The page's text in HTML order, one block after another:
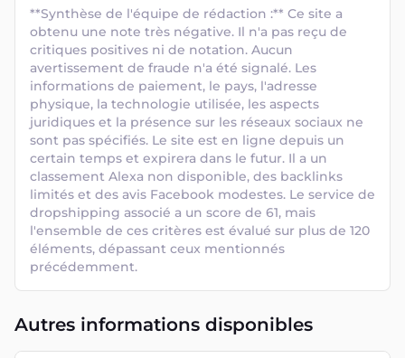
**Synthèse de l'équipe de rédaction :** Ce site a
obtenu une note très négative. Il n'a pas reçu de
critiques positives ni de notation. Aucun
avertissement de fraude n'a été signalé. Les
informations de paiement, le pays, l'adresse
physique, la technologie utilisée, les aspects
juridiques et la présence sur les réseaux sociaux ne
sont pas spécifiés. Le site est en ligne depuis un
certain temps et expirera dans le futur. Il a un
classement Alexa non disponible, des backlinks
limités et des avis Facebook modestes. Le service de
dropshipping associé a un score de 61, mais
l'ensemble de ces critères est évalué sur plus de 120
éléments, dépassant ceux mentionnés
précédemment.
Autres informations disponibles